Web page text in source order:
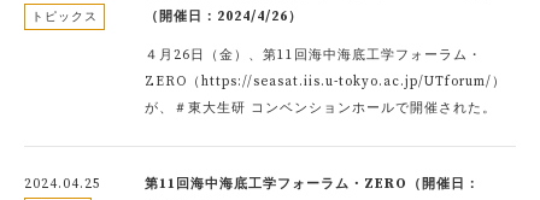
トピックス
（開催日：2024/4/26）
４月26日（金）、第11回海中海底工学フォーラム・
ZERO（https://seasat.iis.u-tokyo.ac.jp/UTforum/）
が、＃東大生研 コンベンションホールで開催された。
2024.04.25
第11回海中海底工学フォーラム・ZERO（開催日：